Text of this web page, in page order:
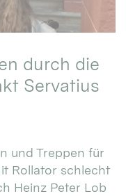
durch die
Servatius
und Treppen für
Rollator schlecht
Heinz Peter Lob